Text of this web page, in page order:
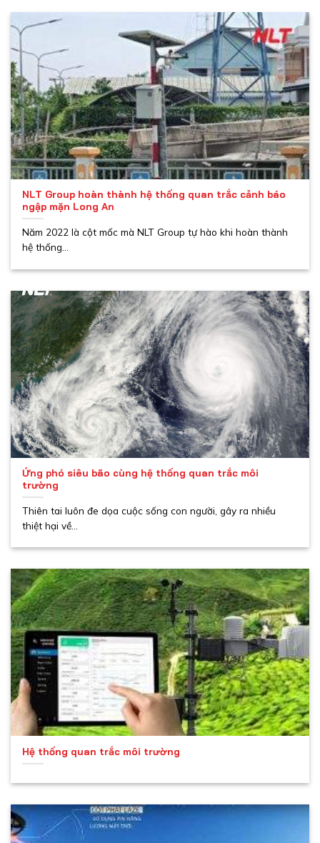
NLT Group hoàn thành hệ thống quan trắc cảnh báo
ngập mặn Long An
Năm 2022 là cột mốc mà NLT Group tự hào khi hoàn thành
hệ thống...
Ứng phó siêu bão cùng hệ thống quan trắc môi
trường
Thiên tai luôn đe dọa cuộc sống con người, gây ra nhiều
thiệt hại về...
Hệ thống quan trắc môi trường